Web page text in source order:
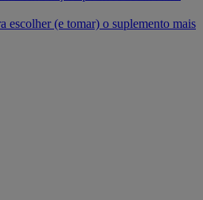
escolher (e tomar) o suplemento mais